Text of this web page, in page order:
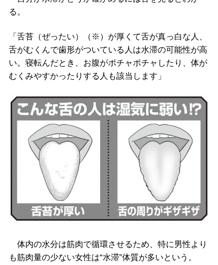
る。
「舌苔（ぜったい）（※）が厚くて舌が真っ白な人、
舌がむくんで歯形がついている人は水滞の可能性が高
い。寝転んだとき、お腹がポチャポチャしたり、体が
むくみやすかったりする人も該当します」
体内の水分は筋肉で循環させるため、特に男性より
も筋肉量の少ない女性は“水滞”体質が多いという。